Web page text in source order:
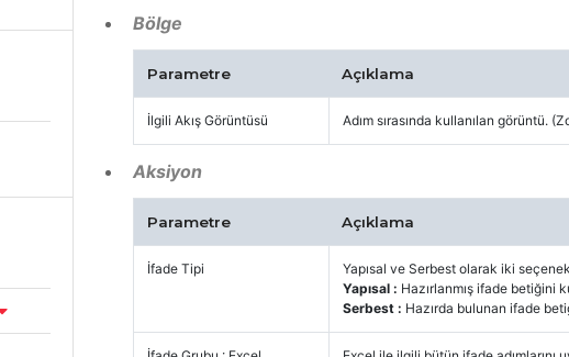
Bölge
Parametre Açıklama
İlgili Akış Görüntüsü Adım sırasında kullanılan görüntü.
Aksiyon
Parametre Açıklama
İfade Tipi
Yapısal ve Serbest olarak iki
Yapısal : Hazırlanmış ifade betiğini
Serbest : Hazırda bulunan ifade